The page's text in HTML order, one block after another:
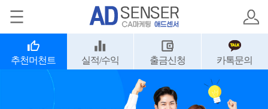
추천머천트 실적/수익 출금신청 카톡문의